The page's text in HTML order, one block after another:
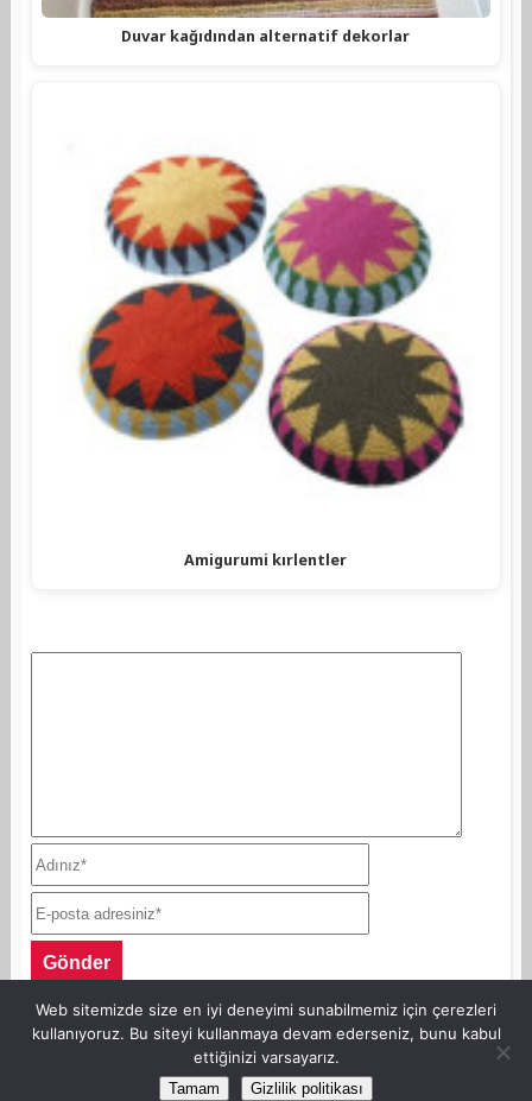
Duvar kağıdından alternatif dekorlar
Amigurumi kırlentler
©Copyright AnneKaz.com 2007. Her hakkı saklıdır.
Site Haritası
Web sitemizde size en iyi deneyimi sunabilmemiz için çerezleri
kullanıyoruz. Bu siteyi kullanmaya devam ederseniz, bunu kabul
ettiğinizi varsayarız.
Tamam Gizlilik politikası